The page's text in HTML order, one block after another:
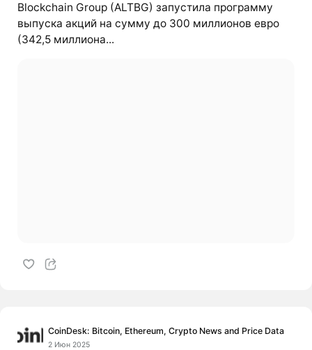
Blockchain Group (ALTBG) запустила программу
выпуска акций на сумму до 300 миллионов евро
(342,5 миллиона...
CoinDesk: Bitcoin, Ethereum, Crypto News and Price Data
2 Июн 2025